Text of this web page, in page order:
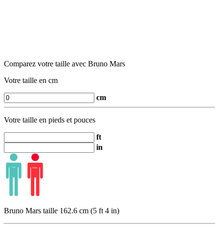
Comparez votre taille avec Bruno Mars
Votre taille en cm
cm
Votre taille en pieds et pouces
ft
in
Bruno Mars taille 162.6 cm (5 ft 4 in)